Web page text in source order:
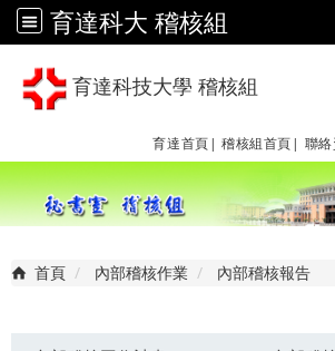
育達科大 稽核組
育達科技大學 稽核組
育達首頁| 稽核組首頁| 聯
首頁 內部稽核作業 內部稽核報告